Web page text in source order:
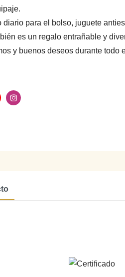
diario para el bolso, juguete
es un regalo entrañable y
y buenos deseos durante todo